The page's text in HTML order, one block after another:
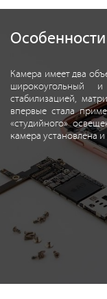
Камера имеет два
широкоугольный
стабилизацией,
впервые стала
«студийного»
камера установлена